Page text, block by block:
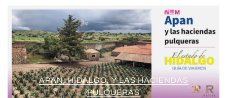
APAN, HIDALGO, Y LAS HACIENDAS
PULQUERAS